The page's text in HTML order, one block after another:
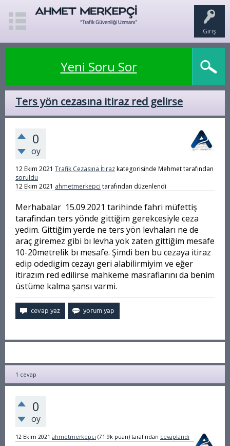
Giriş
Yeni Soru Sor
Ters yön cezasına itiraz red gelirse
0
oy
12 Ekim 2021 Trafik Cezasına İtirazkategorisinde Mehmettarafından
soruldu
12 Ekim 2021 ahmetmerkepci tarafından düzenlendi
Merhabalar 15.09.2021 tarihinde fahri müfettiş
tarafindan ters yönde gittiğim gerekcesiyle ceza
yedim. Gittiğim yerde ne ters yön levhaları ne de
araç giremez gibi bı levha yok zaten gittiğim mesafe
10-20metrelik bı mesafe. Şimdi ben bu cezaya itiraz
edip odedigim cezayı geri alabilirmiyim ve eğer
itirazım red edilirse mahkeme masraflarını da benim
üstüme kalma şansı varmi.
1 cevap
0
oy
12 Ekim 2021 ahmetmerkepci (71.9k puan) tarafından cevaplandı